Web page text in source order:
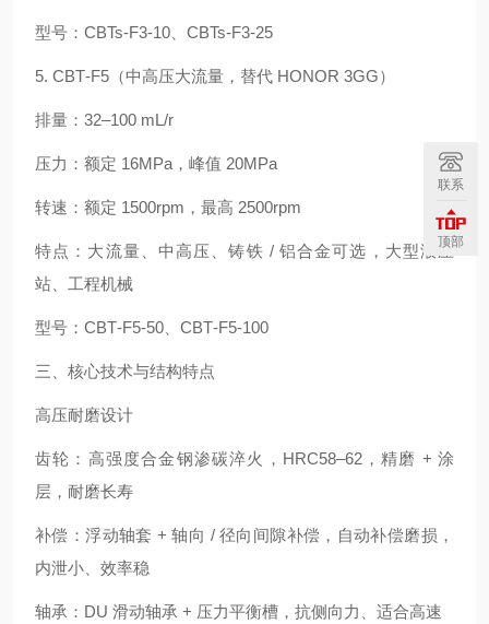
型号：CBTs‑F3‑10、CBTs‑F3‑25
5. CBT‑F5（中高压大流量，替代 HONOR 3GG）
排量：32–100 mL/r
压力：额定 16MPa，峰值 20MPa
转速：额定 1500rpm，最高 2500rpm
特点：大流量、中高压、铸铁 / 铝合金可选，大型液压
站、工程机械
型号：CBT‑F5‑50、CBT‑F5‑100
三、核心技术与结构特点
高压耐磨设计
齿轮：高强度合金钢渗碳淬火，HRC58–62，精磨 + 涂
层，耐磨长寿
补偿：浮动轴套 + 轴向 / 径向间隙补偿，自动补偿磨损，
内泄小、效率稳
轴承：DU 滑动轴承 + 压力平衡槽，抗侧向力、适合高速
联系
顶部